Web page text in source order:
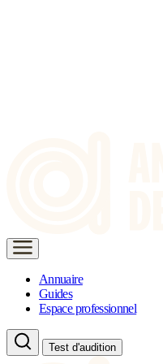
Annuaire
Guides
Espace professionnel
Test d'audition